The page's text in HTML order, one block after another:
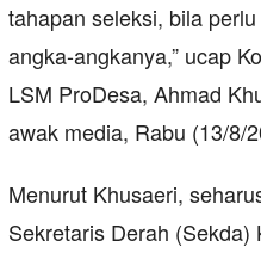
tahapan seleksi, bila
angka-angkanya,” ucap
LSM ProDesa, Ahmad
awak media, Rabu (13/8/
Menurut Khusaeri,
Sekretaris Derah